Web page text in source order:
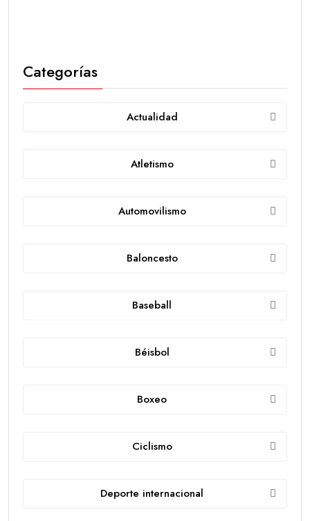
Categorías
Actualidad
Atletismo
Automovilismo
Baloncesto
Baseball
Béisbol
Boxeo
Ciclismo
Deporte internacional